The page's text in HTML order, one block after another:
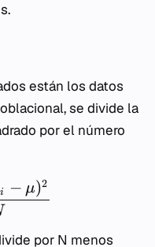
están los datos
se divide la
por el número
i − μ)2
por N menos